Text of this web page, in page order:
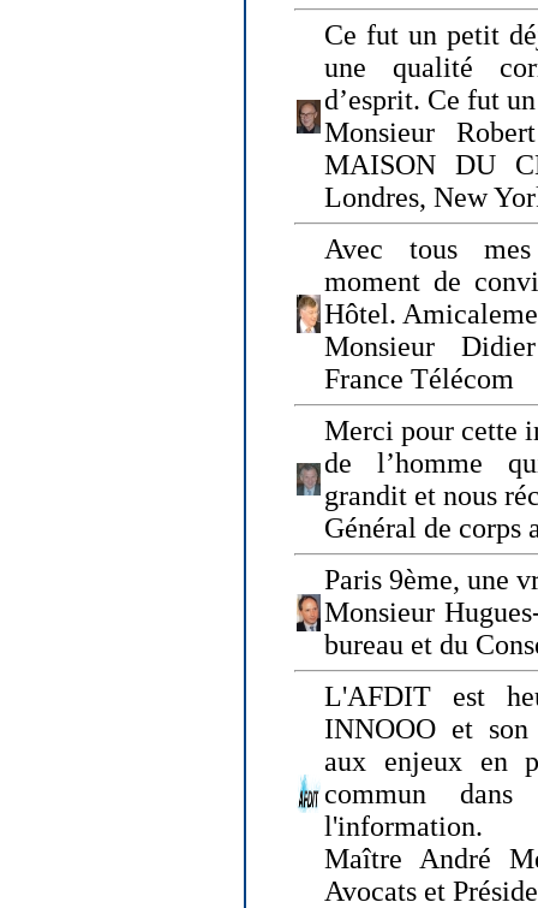
Ce fut un petit
une qualité
d’esprit. Ce fut
Monsieur
MAISON DU
Londres, New
Avec tous
moment de
Hôtel.
Monsieur
France Télécom
Merci pour cette
de l’homme
grandit et nous
Général de corps
Paris 9ème, une
Monsieur
bureau et du
L'AFDIT est
INNOOO et
aux enjeux en
commun
l'information.
Maître André
Avocats et